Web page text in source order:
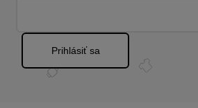
Prihlásiť sa